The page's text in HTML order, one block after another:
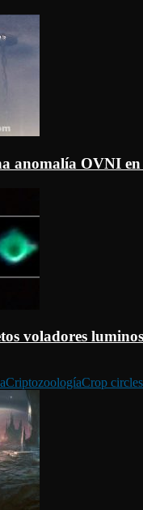
anomalía OVNI
voladores
CriptozoologíaCrop circles